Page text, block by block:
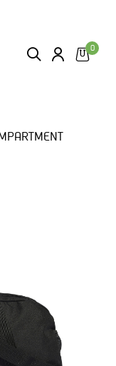
ZOEKEN LOGIN
0